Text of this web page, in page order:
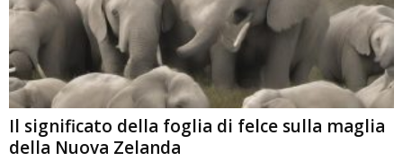
Il significato della foglia di felce sulla maglia
della Nuova Zelanda